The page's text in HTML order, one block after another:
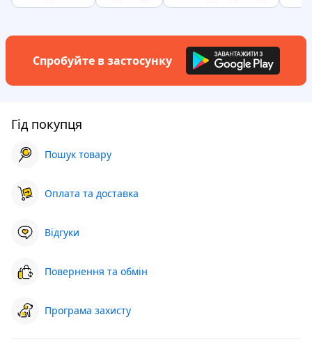
Спробуйте в застосунку
Гід покупця
Пошук товару
Оплата та доставка
Відгуки
Повернення та обмін
Програма захисту